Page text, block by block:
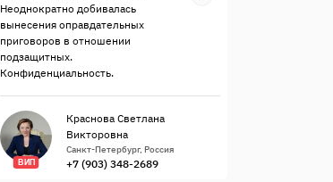
Неоднократно добивалась
вынесения оправдательных
приговоров в отношении
подзащитных.
Конфиденциальность.
ВИП
Краснова Светлана
Викторовна
Санкт-Петербург, Россия
+7 (903) 348-2689